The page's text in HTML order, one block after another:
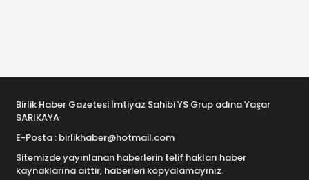
Birlik Haber Gazetesi İmtiyaz Sahibi YS Grup adına Yaşar
SARIKAYA
E-Posta : birlikhaber@hotmail.com
Sitemizde yayınlanan haberlerin telif hakları haber
kaynaklarına aittir, haberleri kopyalamayınız.